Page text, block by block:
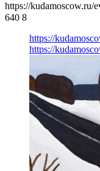
https://kudamoscow.ru/
640 8
https://
https://